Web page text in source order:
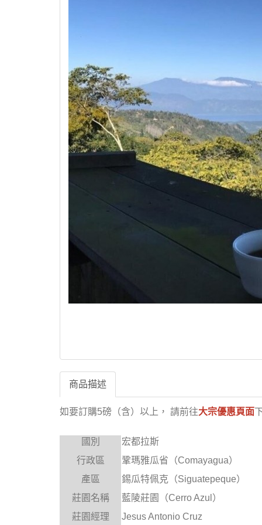
商品描述
如要訂購5磅（含）以上， 請前往大宗優惠頁面
國別
宏都拉斯
行政區
鞏瑪雅瓜省（Comayagua）
產區
錫瓜特佩克 （Siguatepeque）
莊園名稱
藍陵莊園 （Cerro Azul ）
莊園經理
Jesus Antonio Cruz